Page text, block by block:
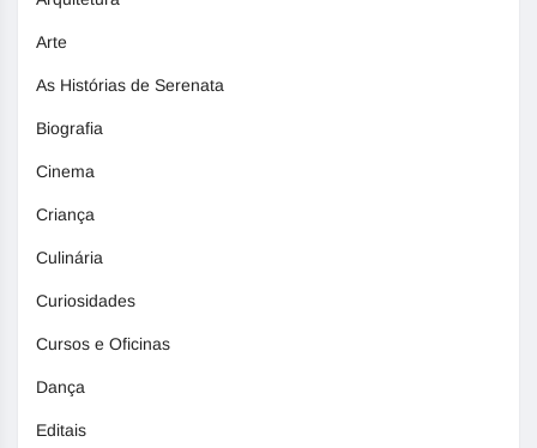
Arte
As Histórias de Serenata
Biografia
Cinema
Criança
Culinária
Curiosidades
Cursos e Oficinas
Dança
Editais